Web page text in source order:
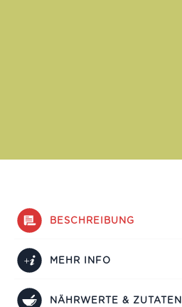
BESCHREIBUNG
MEHR INFO
NÄHRWERTE & ZUTATEN